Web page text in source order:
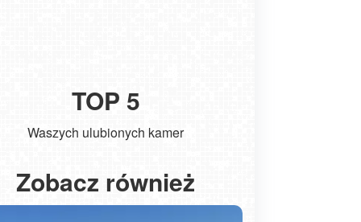
TOP 5
Waszych ulubionych kamer
Kołobrzeg - widok na molo
Zobacz również